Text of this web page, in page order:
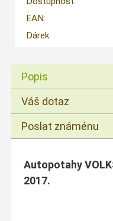
EAN:
Dárek:
Popis
Váš dotaz
Poslat známénu
Autopotahy
2017.